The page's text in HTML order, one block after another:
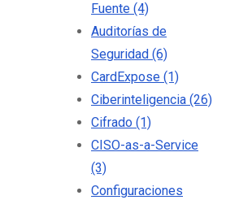
Fuente (4)
Auditorías de
Seguridad (6)
CardExpose (1)
Ciberinteligencia (26)
Cifrado (1)
CISO-as-a-Service
(3)
Configuraciones